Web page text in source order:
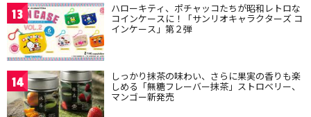
13 ハローキティ、ポチャッコたちが昭和レトロな
コインケースに！「サンリオキャラクターズ コ
インケース」第２弾
14 しっかり抹茶の味わい、さらに果実の香りも楽
しめる「無糖フレーバー抹茶」ストロベリー、
マンゴー新発売